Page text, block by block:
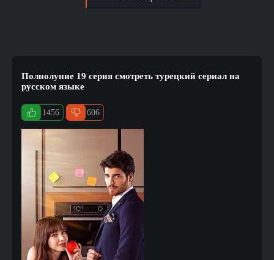
Полнолуние 19 серия смотреть турецкий сериал на
русском языке
1456 606